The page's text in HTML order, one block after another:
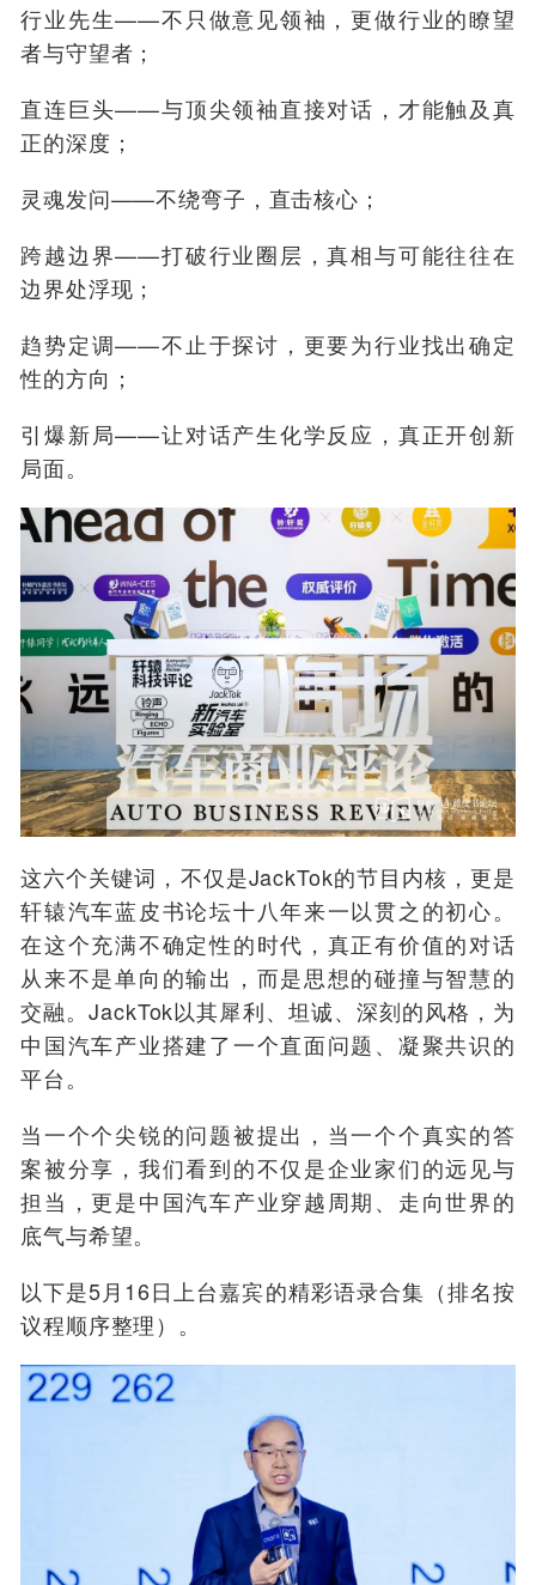
行业先生——不只做意见领袖，更做行业的瞭望
者与守望者；
直连巨头——与顶尖领袖直接对话，才能触及真
正的深度；
灵魂发问——不绕弯子，直击核心；
跨越边界——打破行业圈层，真相与可能往往在
边界处浮现；
趋势定调——不止于探讨，更要为行业找出确定
性的方向；
引爆新局——让对话产生化学反应，真正开创新
局面。
这六个关键词，不仅是JackTok的节目内核，更是
轩辕汽车蓝皮书论坛十八年来一以贯之的初心。
在这个充满不确定性的时代，真正有价值的对话
从来不是单向的输出，而是思想的碰撞与智慧的
交融。JackTok以其犀利、坦诚、深刻的风格，为
中国汽车产业搭建了一个直面问题、凝聚共识的
平台。
当一个个尖锐的问题被提出，当一个个真实的答
案被分享，我们看到的不仅是企业家们的远见与
担当，更是中国汽车产业穿越周期、走向世界的
底气与希望。
以下是5月16日上台嘉宾的精彩语录合集（排名按
议程顺序整理）。